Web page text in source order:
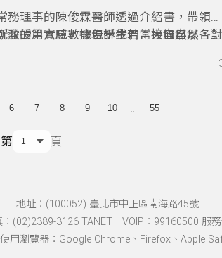
理事的陳俊霖醫師透過介紹書，帶領聽
澱的第六感，發現學生若常接觸自然，對
教授用實驗數據告訴我們：大自然以各種
香氣、聲音、花朵、微生物、土壤等做主
身心健康的隱形良藥，也鼓勵我們多多嘗
栽，甚至換個上班路線，便有機會透過自
6 7 8 9 10 55
頁
地址：(100052) 臺北市中正區南海路45號
(02)2389-3126 TANET VOIP：99160500 服務
用瀏覽器：Google Chrome、Firefox、Apple